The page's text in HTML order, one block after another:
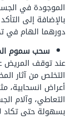
الموجودة في
بالإضافة إلى
دورهما الهام
سحب سموم
عند توقف المريض
التخلص من آثار
أعراض انسحابية،
التعاطي، وآلام
بسهولة حتى تكاد